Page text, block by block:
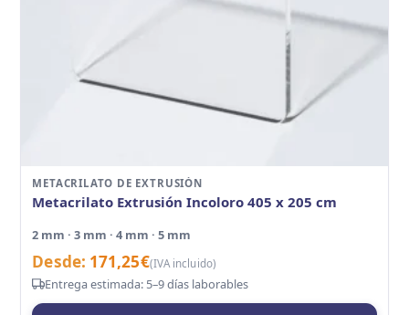
METACRILATO DE EXTRUSIÓN
Metacrilato Extrusión Incoloro 405 x 205 cm
2 mm · 3 mm · 4 mm · 5 mm
Desde: 171,25€(IVA incluido)
Entrega estimada: 5–9 días laborables